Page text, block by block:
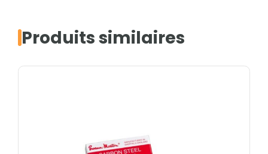
Produits similaires